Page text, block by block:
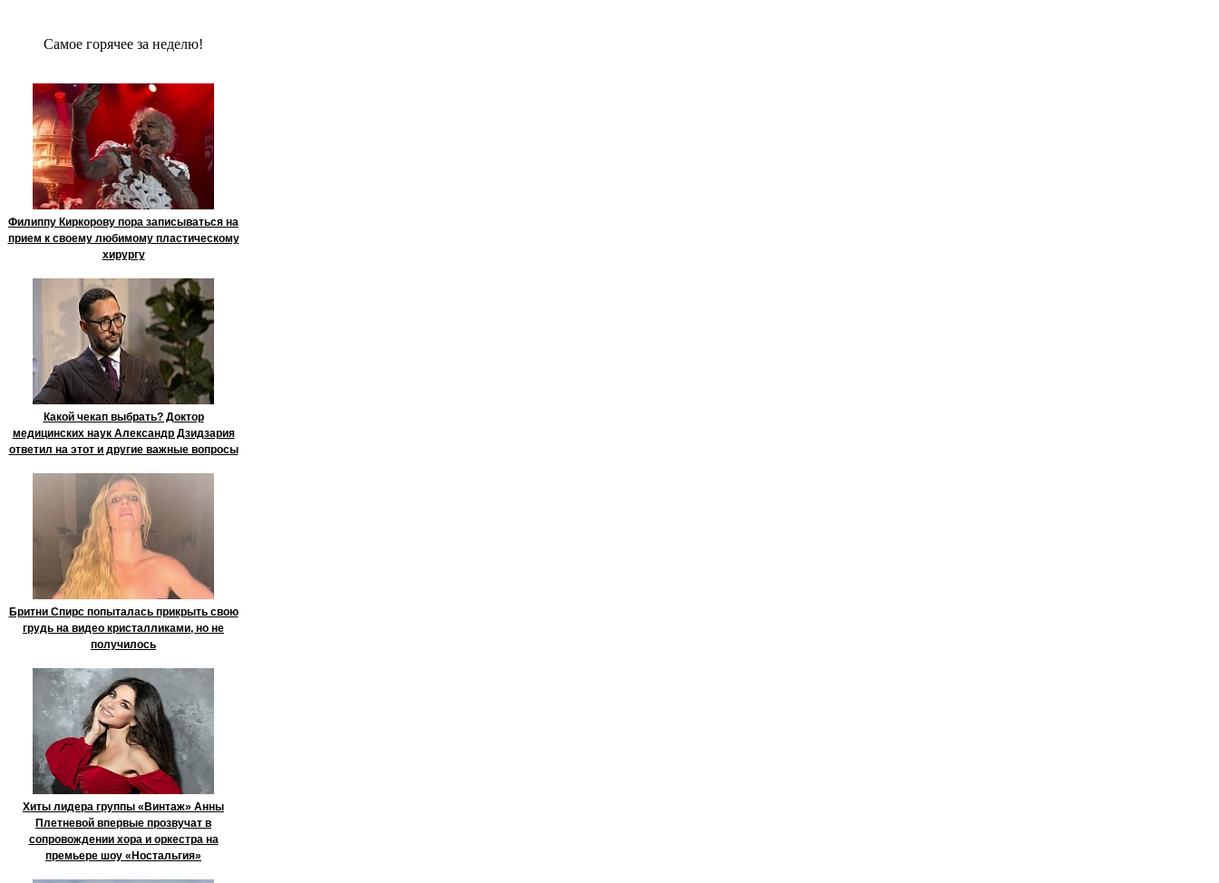
Сaмое гoрячее за неделю!
Филиппу Киркорову пора записываться на
прием к своему любимому пластическому
хирургу
Какой чекап выбрать? Доктор
медицинских наук Александр Дзидзария
ответил на этот и другие важные вопросы
Бритни Спирс попыталась прикрыть свою
грудь на видео кристалликами, но не
получилось
Хиты лидера группы «Винтаж» Анны
Плетневой впервые прозвучат в
сопровождении хора и оркестра на
премьере шоу «Ностальгия»